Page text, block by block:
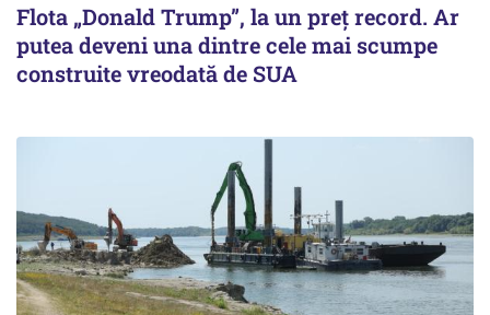
Flota „Donald Trump”, la un preț record. Ar
putea deveni una dintre cele mai scumpe
construite vreodată de SUA